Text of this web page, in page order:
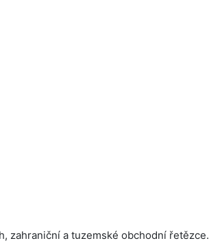
zahraniční a tuzemské obchodní řetězce.